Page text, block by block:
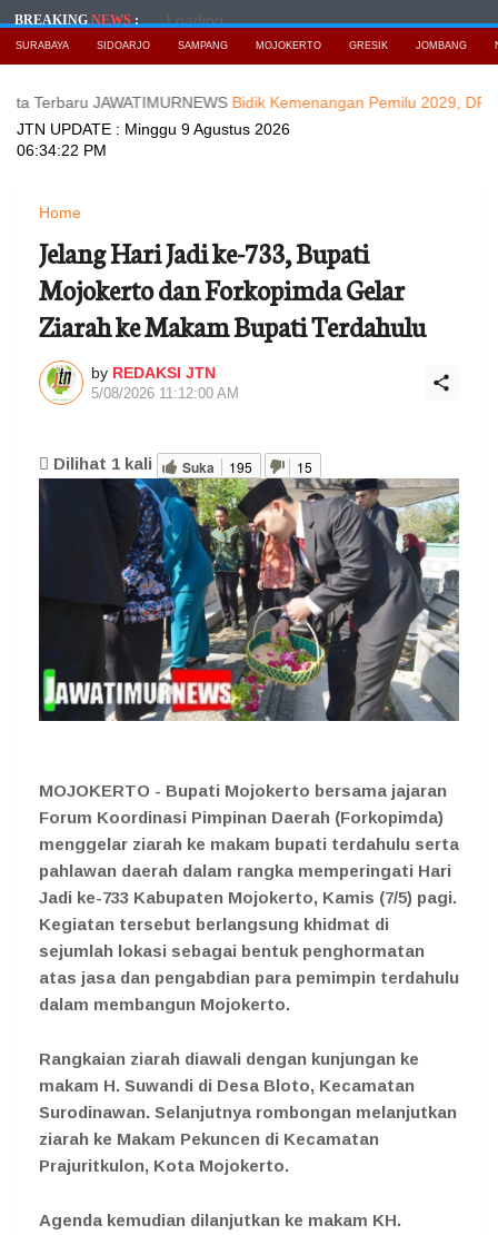
BREAKINGNEWS: Loading...
SURABAYA SIDOARJO SAMPANG MOJOKERTO GRESIK JOMBANG
JAWATIMURNEWSBidik Kemenangan Pemilu 2029, DPD
JTN UPDATE : Minggu 9 Agustus 2026
06:34:24 PM
Home
Jelang Hari Jadi ke-733, Bupati
Mojokerto dan Forkopimda Gelar
Ziarah ke Makam Bupati Terdahulu
by REDAKSI JTN
5/08/2026 11:12:00 AM
Dilihat 1 kali Suka 195 15
MOJOKERTO - Bupati Mojokerto bersama jajaran
Forum Koordinasi Pimpinan Daerah (Forkopimda)
menggelar ziarah ke makam bupati terdahulu serta
pahlawan daerah dalam rangka memperingati Hari
Jadi ke-733 Kabupaten Mojokerto, Kamis (7/5) pagi.
Kegiatan tersebut berlangsung khidmat di
sejumlah lokasi sebagai bentuk penghormatan
atas jasa dan pengabdian para pemimpin terdahulu
dalam membangun Mojokerto.
Rangkaian ziarah diawali dengan kunjungan ke
makam H. Suwandi di Desa Bloto, Kecamatan
Surodinawan. Selanjutnya rombongan melanjutkan
ziarah ke Makam Pekuncen di Kecamatan
Prajuritkulon, Kota Mojokerto.
Agenda kemudian dilanjutkan ke makam KH.